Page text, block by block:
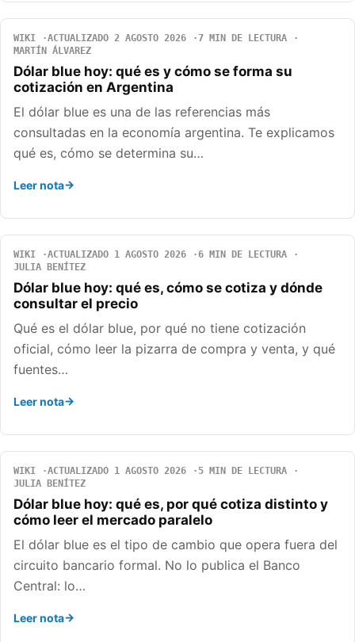
WIKI ACTUALIZADO 2 AGOSTO 2026
7 MIN DE LECTURA
MARTÍN ÁLVAREZ
Dólar blue hoy: qué es y cómo se forma su
cotización en Argentina
El dólar blue es una de las referencias más
consultadas en la economía argentina. Te explicamos
qué es, cómo se determina su…
Leer nota
WIKI ACTUALIZADO 1 AGOSTO 2026
6 MIN DE LECTURA
JULIA BENÍTEZ
Dólar blue hoy: qué es, cómo se cotiza y dónde
consultar el precio
Qué es el dólar blue, por qué no tiene cotización
oficial, cómo leer la pizarra de compra y venta, y qué
fuentes…
Leer nota
WIKI ACTUALIZADO 1 AGOSTO 2026
5 MIN DE LECTURA
JULIA BENÍTEZ
Dólar blue hoy: qué es, por qué cotiza distinto y
cómo leer el mercado paralelo
El dólar blue es el tipo de cambio que opera fuera del
circuito bancario formal. No lo publica el Banco
Central: lo…
Leer nota